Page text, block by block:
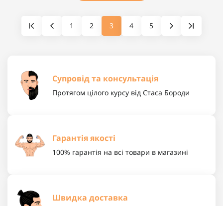
1 2 3 4 5
Супровід та консультація
Протягом цілого курсу від Стаса Бороди
Гарантія якості
100% гарантія на всі товари в магазині
Швидка доставка